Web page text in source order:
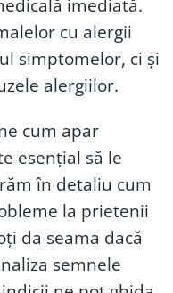
cu alergii
simptomelor, ci și
alergiilor.
cum apar
esențial să le
în detaliu cum
la prietenii
da seama dacă
semnele